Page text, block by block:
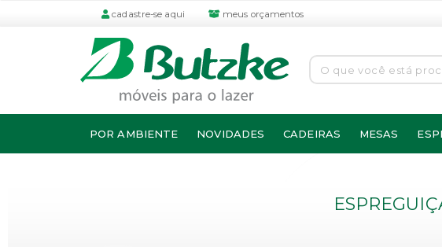
cadastre-se aqui meus orçamentos
POR AMBIENTE NOVIDADES CADEIRAS MESAS